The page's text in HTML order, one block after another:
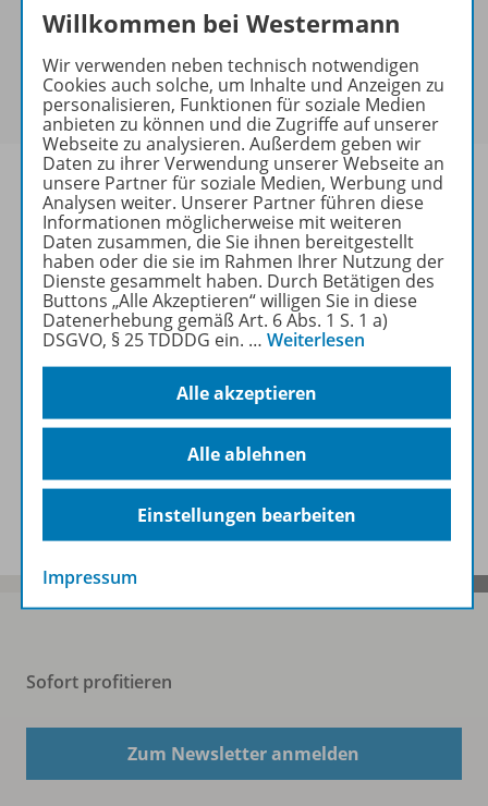
Produktinformationen
Lizenzbedingungen
Zugehörige Produkte
Benachrichtigungs-Service
Sofort profitieren
Zum Newsletter anmelden
Willkommen bei Westermann
Wir verwenden neben technisch notwendigen
Cookies auch solche, um Inhalte und Anzeigen zu
personalisieren, Funktionen für soziale Medien
anbieten zu können und die Zugriffe auf unserer
Webseite zu analysieren. Außerdem geben wir
Daten zu ihrer Verwendung unserer Webseite an
unsere Partner für soziale Medien, Werbung und
Analysen weiter. Unserer Partner führen diese
Informationen möglicherweise mit weiteren
Daten zusammen, die Sie ihnen bereitgestellt
haben oder die sie im Rahmen Ihrer Nutzung der
Dienste gesammelt haben. Durch Betätigen des
Buttons „Alle Akzeptieren“ willigen Sie in diese
Datenerhebung gemäß Art. 6 Abs. 1 S. 1 a)
DSGVO, § 25 TDDDG ein. … Weiterlesen
Alle akzeptieren
Alle ablehnen
Einstellungen bearbeiten
Impressum